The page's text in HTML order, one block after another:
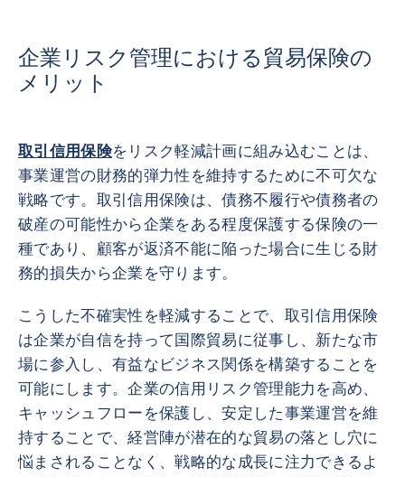
企業リスク管理における貿易保険の
メリット
取引信用保険をリスク軽減計画に組み込むことは、
事業運営の財務的弾力性を維持するために不可欠な
戦略です。取引信用保険は、債務不履行や債務者の
破産の可能性から企業をある程度保護する保険の一
種であり、顧客が返済不能に陥った場合に生じる財
務的損失から企業を守ります。
こうした不確実性を軽減することで、取引信用保険
は企業が自信を持って国際貿易に従事し、新たな市
場に参入し、有益なビジネス関係を構築することを
可能にします。企業の信用リスク管理能力を高め、
キャッシュフローを保護し、安定した事業運営を維
持することで、経営陣が潜在的な貿易の落とし穴に
悩まされることなく、戦略的な成長に注力できるよ